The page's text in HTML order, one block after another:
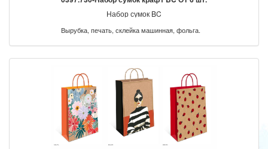
Набор сумок BC
Вырубка, печать, склейка машинная, фольга.